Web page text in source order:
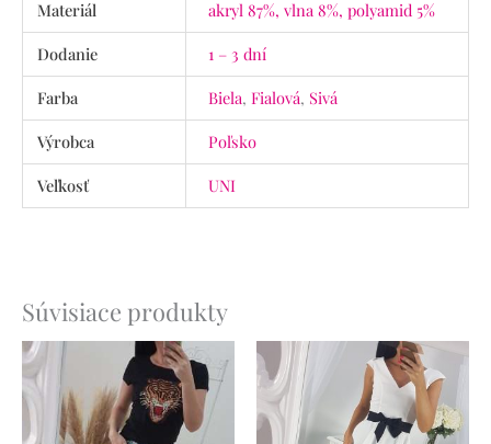
Materiál
akryl 87%, vlna 8%, polyamid 5%
Dodanie
1 – 3 dní
Farba
Biela, Fialová, Sivá
Výrobca
Poľsko
Veľkosť
UNI
Súvisiace produkty